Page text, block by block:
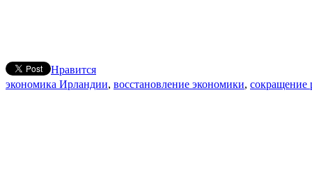
Нравится
экономика Ирландии, восстановление экономики, сокращение